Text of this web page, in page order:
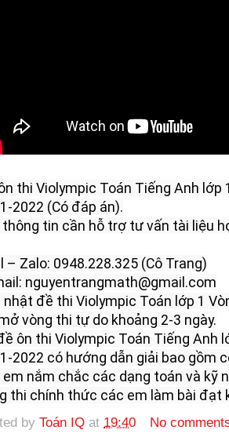
thi Violympic Toán Tiếng Anh lớp
2022 (Có đáp án).
thông tin cần hỗ trợ tư vấn tài liệu
– Zalo: 0948.228.325 (Cô Trang)
nguyentrangmath@gmail.com
nhật đề thi Violympic Toán lớp 1
vòng thi tự do khoảng 2-3 ngày.
ôn thi Violympic Toán Tiếng Anh
2022 có hướng dẫn giải bao gồm
em nắm chắc các dạng toán và kỹ
thi chính thức các em làm bài đạt
by Toán IQ at 19:40
No